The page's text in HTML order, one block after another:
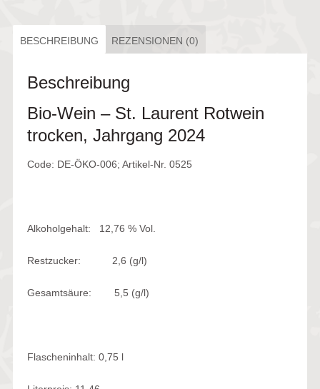
BESCHREIBUNG REZENSIONEN (0)
Beschreibung
Bio-Wein – St. Laurent Rotwein
trocken, Jahrgang 2024
Code: DE-ÖKO-006; Artikel-Nr. 0525
Alkoholgehalt: 12,76 % Vol.
Restzucker: 2,6 (g/l)
Gesamtsäure: 5,5 (g/l)
Flascheninhalt: 0,75 l